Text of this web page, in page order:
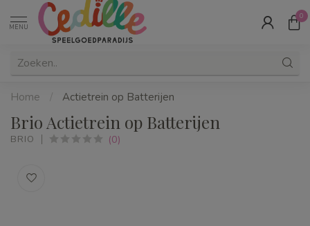
MENU
0
Home / Actietrein op Batterijen
Brio Actietrein op Batterijen
BRIO (0)